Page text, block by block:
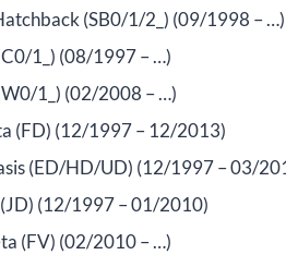
(SB0/1/2_) (09/1998 – …)
1_) (08/1997 – …)
1_) (02/2008 – …)
(FD) (12/1997 – 12/2013)
(ED/HD/UD) (12/1997 – 03/
(12/1997 – 01/2010)
(FV) (02/2010 – …)